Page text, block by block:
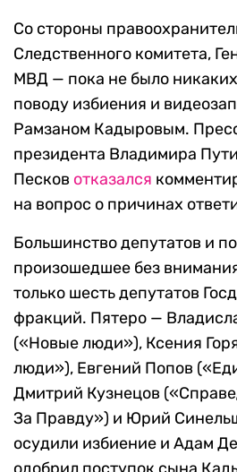
Со стороны
Следственного комитета,
МВД — пока не было
поводу избиения и
Рамзаном Кадыровым.
президента Владимира
Песков отказался
на вопрос о причинах
Большинство депутатов и
произошедшее без
только шесть депутатов
фракций. Пятеро —
(«Новые люди»), Ксения
люди»), Евгений Попов
Дмитрий Кузнецов
За Правду») и Юрий
осудили избиение и Адам